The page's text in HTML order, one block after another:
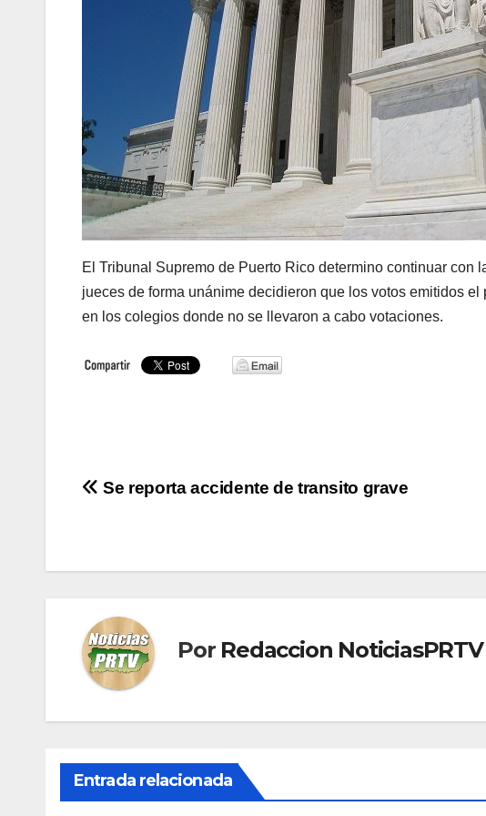
El Tribunal Supremo de Puerto Rico determino continuar con
jueces de forma unánime decidieron que los votos emitidos
en los colegios donde no se llevaron a cabo votaciones.
Navegación
entradas
Se reporta accidente de transito grave
Por Redaccion NoticiasPRTV
Entrada relacionada